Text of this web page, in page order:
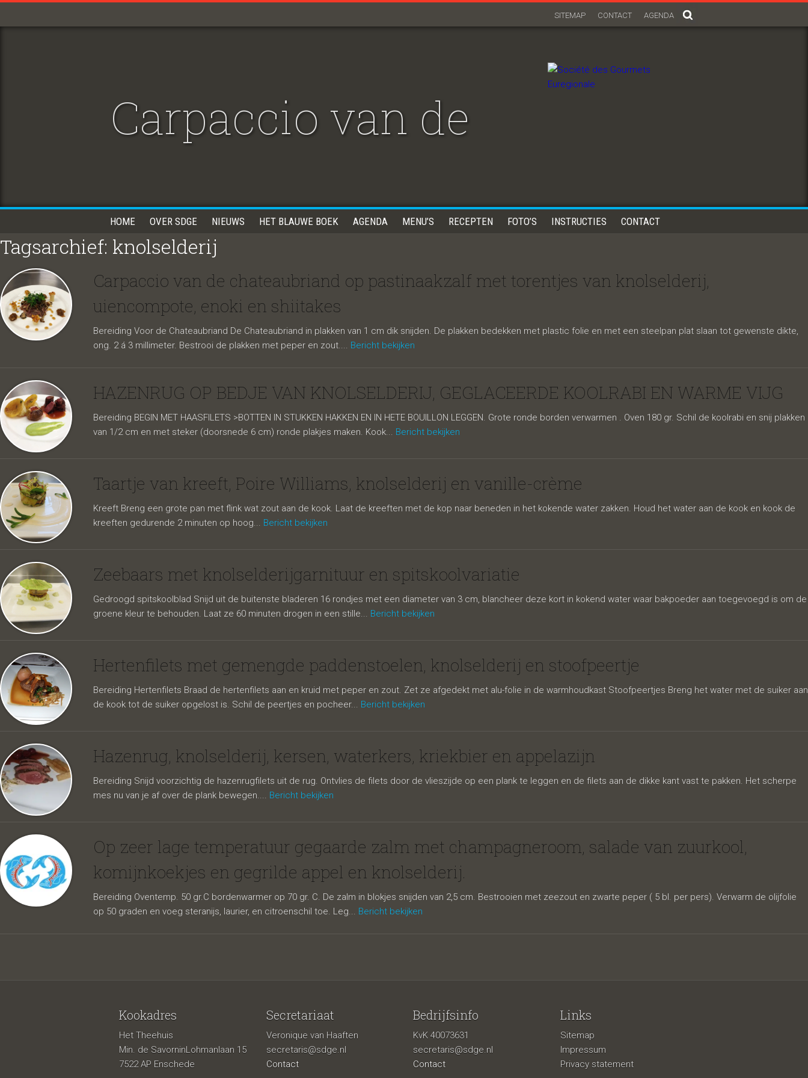
AGENDA
CONTACT
SITEMAP
Carpaccio van de
chateaubriand op
pastinaakzalf met torentjes
van knolselderij,
uiencompote, enoki en
shiitakes
HOME OVER SDGE NIEUWS HET BLAUWE BOEK AGENDA MENU’S RECEPTEN FOTO’S INSTRUCTIES CONTACT
Tagsarchief: knolselderij
Carpaccio van de chateaubriand op pastinaakzalf met torentjes van knolselderij,
uiencompote, enoki en shiitakes
Bereiding Voor de Chateaubriand De Chateaubriand in plakken van 1 cm dik snijden. De plakken bedekken met plastic folie en met een steelpan plat slaan tot gewenste dikte,
ong. 2 á 3 millimeter. Bestrooi de plakken met peper en zout.... Bericht bekijken
HAZENRUG OP BEDJE VAN KNOLSELDERIJ, GEGLACEERDE KOOLRABI EN WARME VIJG
Bereiding BEGIN MET HAASFILETS >BOTTEN IN STUKKEN HAKKEN EN IN HETE BOUILLON LEGGEN. Grote ronde borden verwarmen . Oven 180 gr. Schil de koolrabi en snij plakken
van 1/2 cm en met steker (doorsnede 6 cm) ronde plakjes maken. Kook... Bericht bekijken
Taartje van kreeft, Poire Williams, knolselderij en vanille-crème
Kreeft Breng een grote pan met flink wat zout aan de kook. Laat de kreeften met de kop naar beneden in het kokende water zakken. Houd het water aan de kook en kook de
kreeften gedurende 2 minuten op hoog... Bericht bekijken
Zeebaars met knolselderijgarnituur en spitskoolvariatie
Gedroogd spitskoolblad Snijd uit de buitenste bladeren 16 rondjes met een diameter van 3 cm, blancheer deze kort in kokend water waar bakpoeder aan toegevoegd is om de
groene kleur te behouden. Laat ze 60 minuten drogen in een stille... Bericht bekijken
Hertenfilets met gemengde paddenstoelen, knolselderij en stoofpeertje
Bereiding Hertenfilets Braad de hertenfilets aan en kruid met peper en zout. Zet ze afgedekt met alu-folie in de warmhoudkast Stoofpeertjes Breng het water met de suiker aan
de kook tot de suiker opgelost is. Schil de peertjes en pocheer... Bericht bekijken
Hazenrug, knolselderij, kersen, waterkers, kriekbier en appelazijn
Bereiding Snijd voorzichtig de hazenrugfilets uit de rug. Ontvlies de filets door de vlieszijde op een plank te leggen en de filets aan de dikke kant vast te pakken. Het scherpe
mes nu van je af over de plank bewegen.... Bericht bekijken
Op zeer lage temperatuur gegaarde zalm met champagneroom, salade van zuurkool,
komijnkoekjes en gegrilde appel en knolselderij.
Bereiding Oventemp. 50 gr.C bordenwarmer op 70 gr. C. De zalm in blokjes snijden van 2,5 cm. Bestrooien met zeezout en zwarte peper ( 5 bl. per pers). Verwarm de olijfolie
op 50 graden en voeg steranijs, laurier, en citroenschil toe. Leg... Bericht bekijken
Kookadres
Het Theehuis
Min. de SavorninLohmanlaan 15
7522 AP Enschede
Secretariaat
Veronique van Haaften
secretaris@sdge.nl
Contact
Bedrijfsinfo
KvK 40073631
secretaris@sdge.nl
Contact
Links
Sitemap
Impressum
Privacy statement